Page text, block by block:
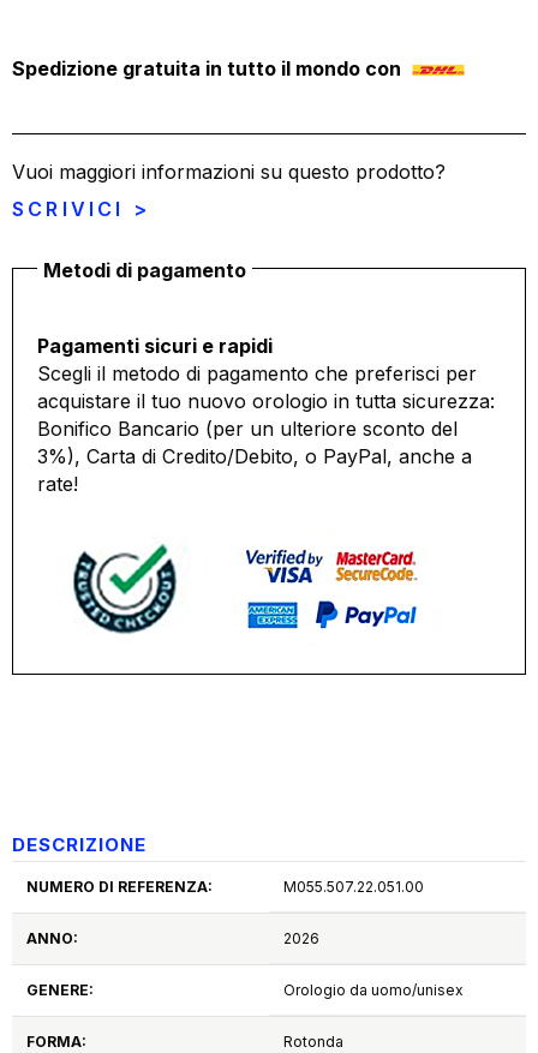
Metodi di pagamento
Pagamenti sicuri e rapidi
Scegli il metodo di pagamento che preferisci per
acquistare il tuo nuovo orologio in tutta sicurezza:
Bonifico Bancario (per un ulteriore sconto del
3%), Carta di Credito/Debito, o PayPal, anche a
rate!
Spedizione gratuita in tutto il mondo con
Vuoi maggiori informazioni su questo prodotto?
SCRIVICI >
DESCRIZIONE
NUMERO DI REFERENZA: M055.507.22.051.00
ANNO: 2026
GENERE: Orologio da uomo/unisex
FORMA: Rotonda